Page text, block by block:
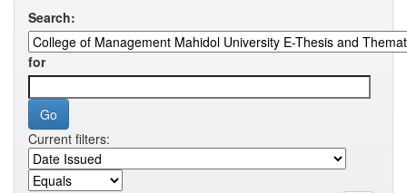
Search:
for
Current filters: